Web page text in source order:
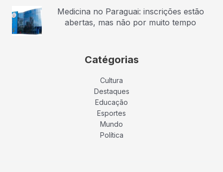
Medicina no Paraguai: inscrições estão
abertas, mas não por muito tempo
Catégorias
Cultura
Destaques
Educação
Esportes
Mundo
Política